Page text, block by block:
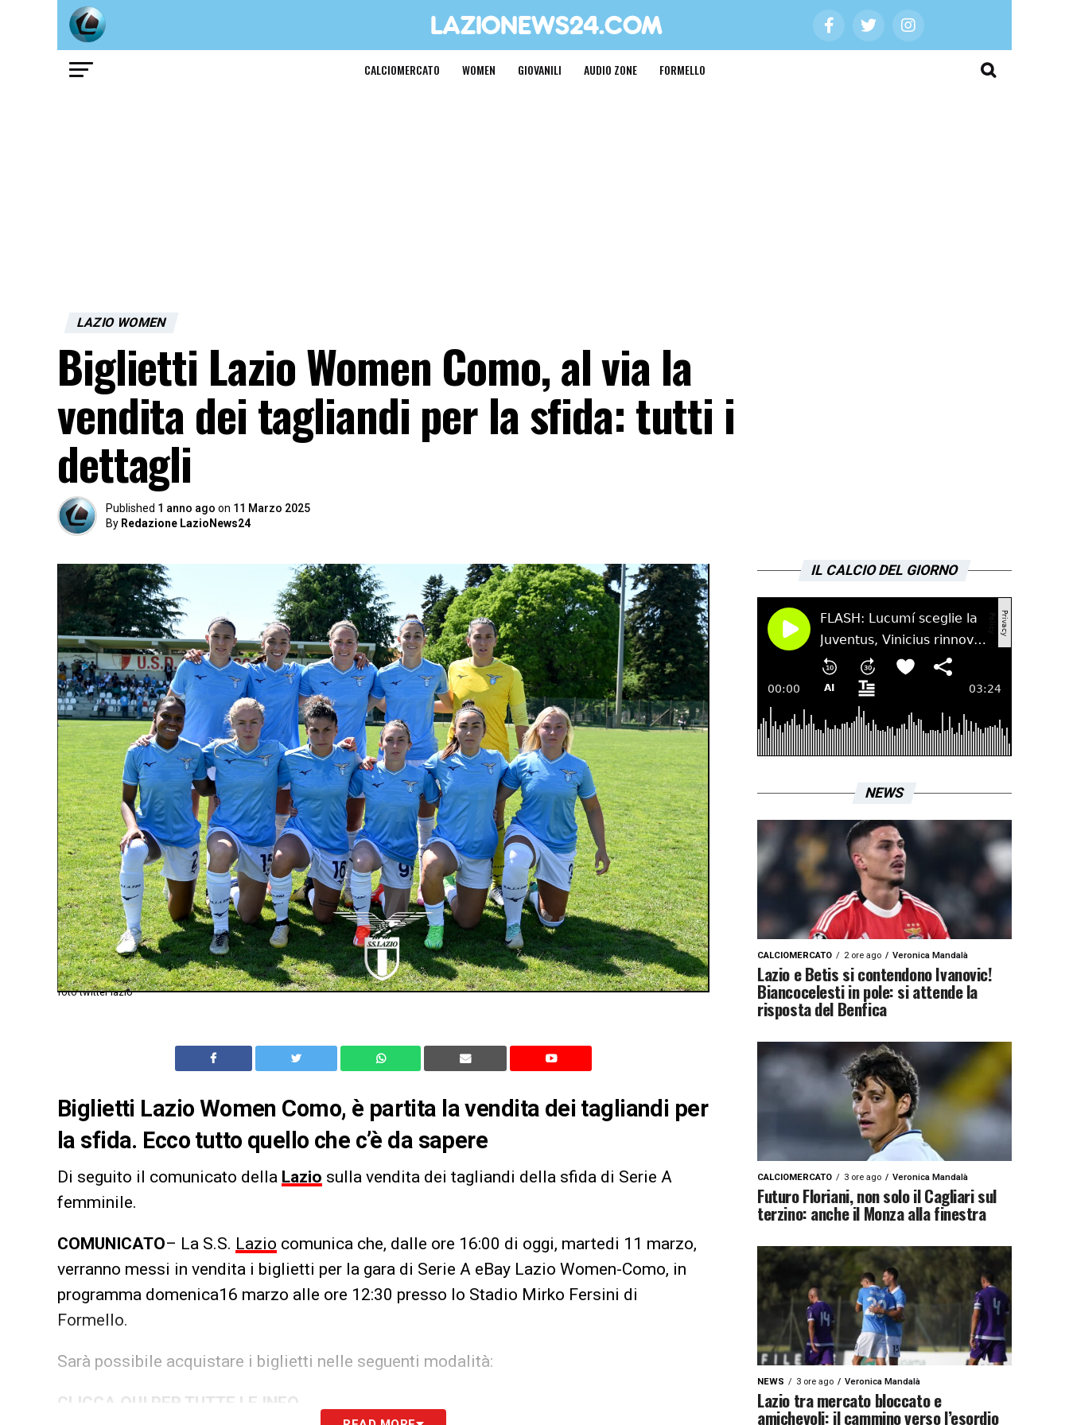
CALCIOMERCATO WOMEN GIOVANILI AUDIO ZONE FORMELLO
LAZIO WOMEN
Biglietti Lazio Women Como, al via la
vendita dei tagliandi per la sfida: tutti i
dettagli
Published 1 anno ago on 11 Marzo 2025
By Redazione LazioNews24
foto twitter lazio
Biglietti Lazio Women Como, è partita la vendita dei tagliandi per
la sfida. Ecco tutto quello che c’è da sapere
Di seguito il comunicato della Lazio sulla vendita dei tagliandi della sfida di Serie A
femminile.
COMUNICATO– La S.S. Lazio comunica che, dalle ore 16:00 di oggi, martedi 11 marzo,
verranno messi in vendita i biglietti per la gara di Serie A eBay Lazio Women-Como, in
programma domenica16 marzo alle ore 12:30 presso lo Stadio Mirko Fersini di
Formello.
Sarà possibile acquistare i biglietti nelle seguenti modalità:
CLICCA QUI PER TUTTE LE INFO
IL CALCIO DEL GIORNO
NEWS
CALCIOMERCATO 2 ore ago Veronica Mandalà
Lazio e Betis si contendono Ivanovic!
Biancocelesti in pole: si attende la
risposta del Benfica
CALCIOMERCATO 3 ore ago Veronica Mandalà
Futuro Floriani, non solo il Cagliari sul
terzino: anche il Monza alla finestra
NEWS 3 ore ago Veronica Mandalà
Lazio tra mercato bloccato e
amichevoli: il cammino verso l’esordio